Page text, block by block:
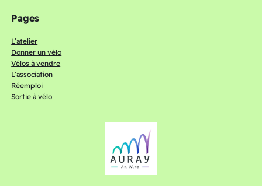
Pages
L’atelier
Donner un vélo
Vélos à vendre
L’association
Réemploi
Sortie à vélo